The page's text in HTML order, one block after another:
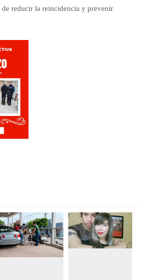
reducir la reincidencia y prevenir